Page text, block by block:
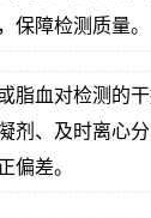
保障检测质量。
脂血对检测的
剂、及时离心
偏差。